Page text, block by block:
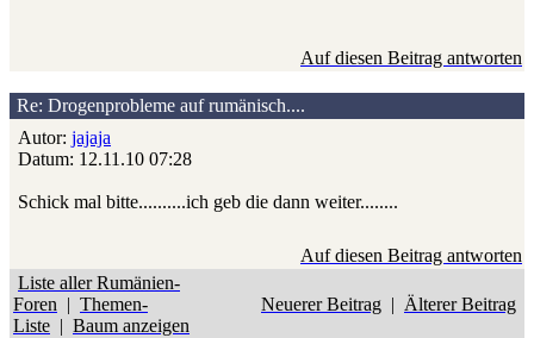
Auf diesen Beitrag antworten
Re: Drogenprobleme auf rumänisch....
Autor: jajaja
Datum: 12.11.10 07:28
Schick mal bitte..........ich geb die dann weiter........
Auf diesen Beitrag antworten
Liste aller Rumänien-
Foren | Themen-
Liste | Baum anzeigen
Neuerer Beitrag | Älterer Beitrag